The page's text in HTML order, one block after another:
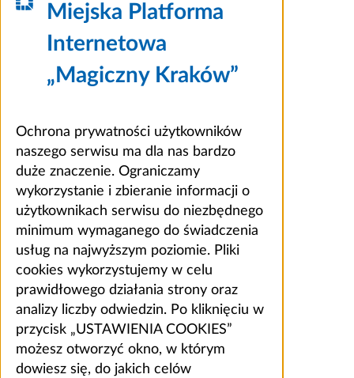
Miejska Platforma
Internetowa
„Magiczny Kraków”
Ochrona prywatności użytkowników
naszego serwisu ma dla nas bardzo
duże znaczenie. Ograniczamy
wykorzystanie i zbieranie informacji o
użytkownikach serwisu do niezbędnego
minimum wymaganego do świadczenia
usług na najwyższym poziomie. Pliki
cookies wykorzystujemy w celu
prawidłowego działania strony oraz
analizy liczby odwiedzin. Po kliknięciu w
przycisk „USTAWIENIA COOKIES”
możesz otworzyć okno, w którym
dowiesz się, do jakich celów